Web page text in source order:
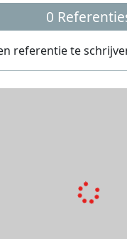
0
referentie te